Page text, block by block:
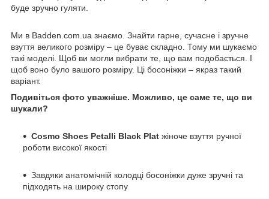
буде зручно гуляти.
Ми в Badden.com.ua знаємо. Знайти гарне, сучасне і зручне
взуття великого розміру – це буває складно. Тому ми шукаємо
такі моделі. Щоб ви могли вибрати те, що вам подобається. І
щоб воно було вашого розміру. Ці босоніжки – якраз такий
варіант.
Подивіться фото уважніше. Можливо, це саме те, що ви
шукали?
Cosmo Shoes Petalli Black Plat жіноче взуття ручної
роботи високої якості
Завдяки анатомічній колодці босоніжки дуже зручні та
підходять на широку стопу